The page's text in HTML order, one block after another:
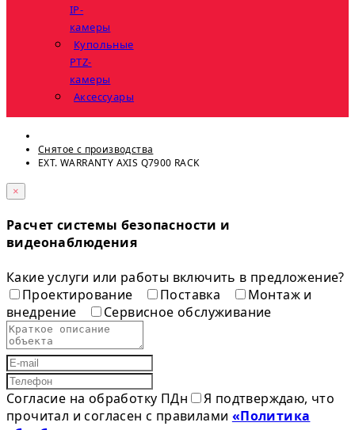
IP-
камеры
Купольные
PTZ-
камеры
Аксессуары
Снятое с прoизвoдства
EXT. WARRANTY AXIS Q7900 RACK
×
Расчет системы безопасности и
видеонаблюдения
Какие услуги или работы включить в предложение?
Проектирование
Поставка
Монтаж и
внедрение
Сервисное обслуживание
Согласие на обработку ПДн
Я подтверждаю, что
прочитал и согласен с правилами «Политика